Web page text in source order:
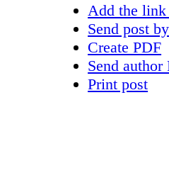
Add the
Send post
Create PDF
Send
Print post